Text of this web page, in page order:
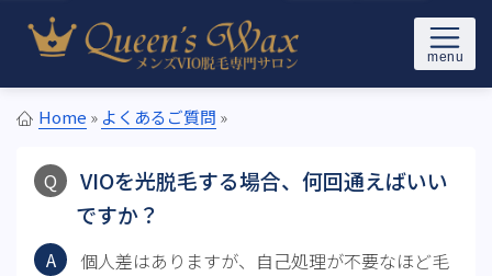
Skip to content
東京メンズブラジリアンワック
ス脱毛専門サロン Queen's
Wax
メンズブラジリアンワックス＆光VIO脱毛サロンQueen’s Wax(ク
イーンズワックス)東京の新宿/池袋/恵比寿駅から徒歩5分以内
Home » よくあるご質問 »
VIOを光脱毛する場合、何回通えばいい
ですか？
個人差はありますが、自己処理が不要なほど毛